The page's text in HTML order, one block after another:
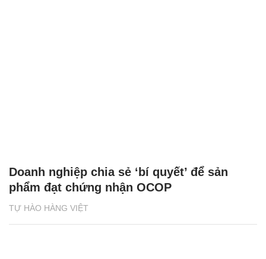
TỰ HÀO HÀNG VIỆT
Doanh nghiệp chia sẻ ‘bí quyết’ để sản
phẩm đạt chứng nhận OCOP